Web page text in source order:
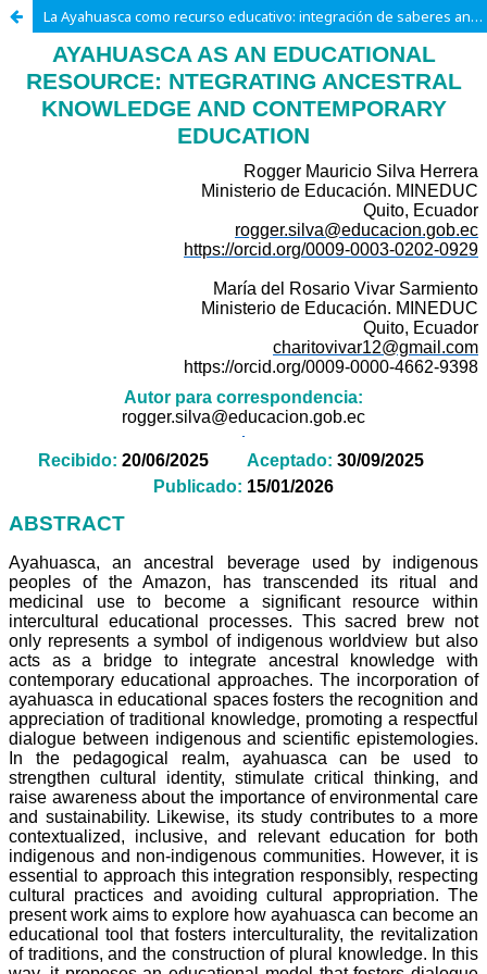
La Ayahuasca como recurso educativo: integración de saberes ancestrales y educación contemporánea